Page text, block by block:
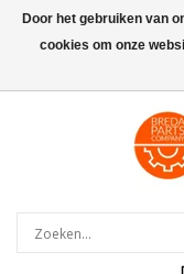
0artikelen
Door het gebruiken van
cookies om onze